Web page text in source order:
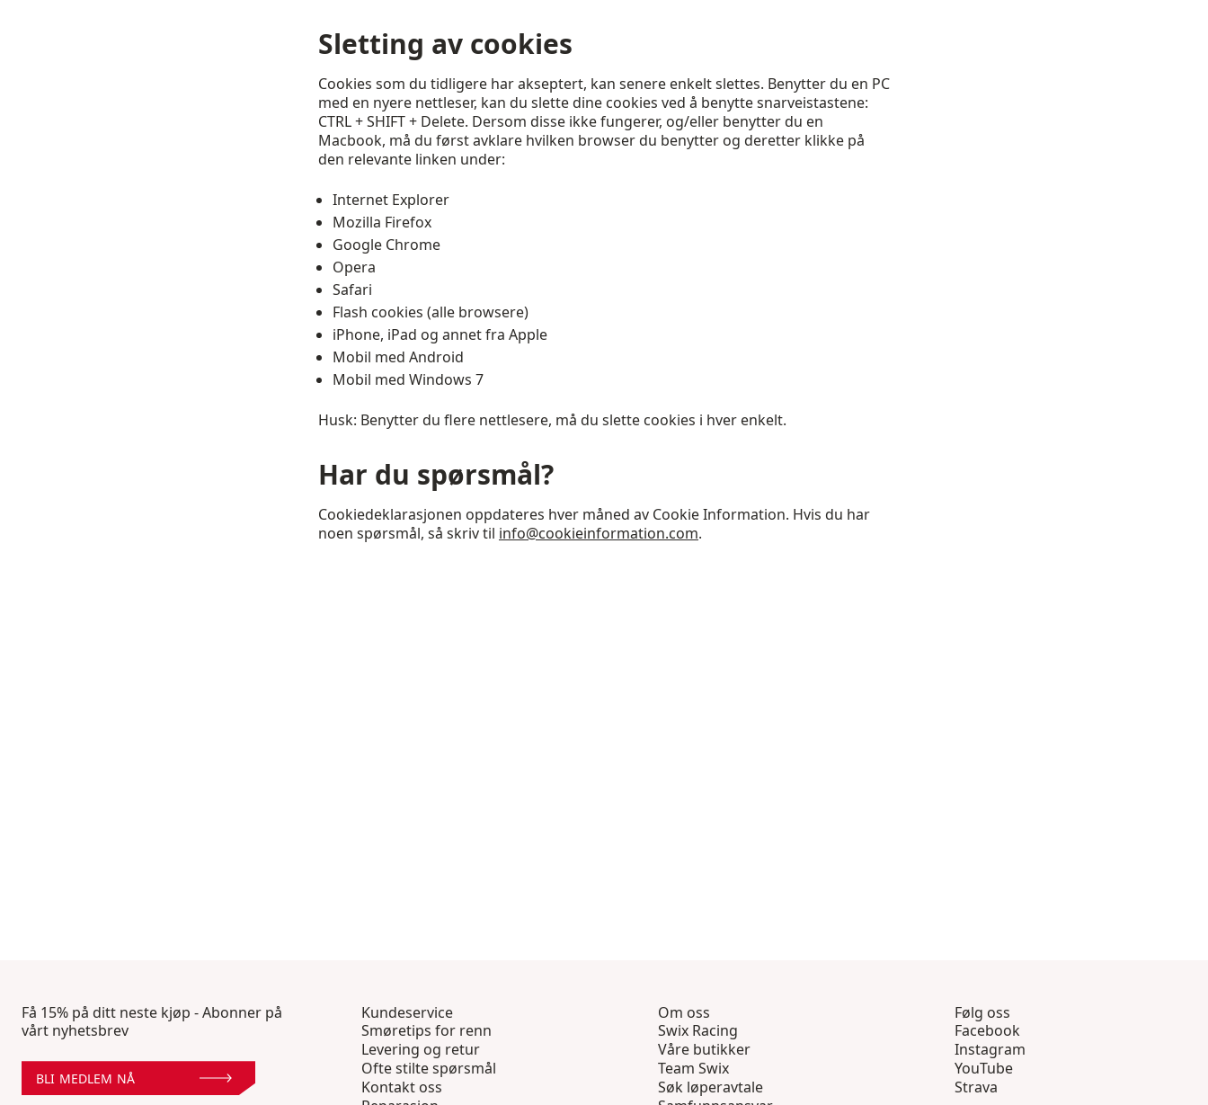
Sletting av cookies
Cookies som du tidligere har akseptert, kan senere enkelt slettes. Benytter du en PC
med en nyere nettleser, kan du slette dine cookies ved å benytte snarveistastene:
CTRL + SHIFT + Delete. Dersom disse ikke fungerer, og/eller benytter du en
Macbook, må du først avklare hvilken browser du benytter og deretter klikke på
den relevante linken under:
Internet Explorer
Mozilla Firefox
Google Chrome
Opera
Safari
Flash cookies (alle browsere)
iPhone, iPad og annet fra Apple
Mobil med Android
Mobil med Windows 7
Husk: Benytter du flere nettlesere, må du slette cookies i hver enkelt.
Har du spørsmål?
Cookiedeklarasjonen oppdateres hver måned av Cookie Information. Hvis du har
noen spørsmål, så skriv til info@cookieinformation.com.
Få 15% på ditt neste kjøp - Abonner på
vårt nyhetsbrev
BLI MEDLEM NÅ
Kundeservice
Smøretips for renn
Levering og retur
Ofte stilte spørsmål
Kontakt oss
Om oss
Swix Racing
Våre butikker
Team Swix
Søk løperavtale
Følg oss
Facebook
Instagram
YouTube
Strava